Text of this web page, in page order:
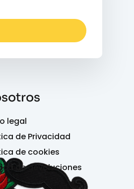
legal
de Privacidad
de cookies
de devoluciones